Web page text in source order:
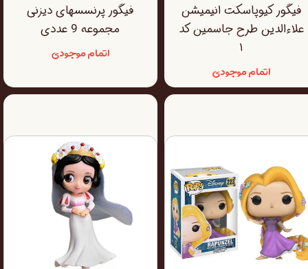
فیگور کیوپاسکت انیمیشن
علاءالدین طرح جاسمین کد
۱
اتمام موجودی
فیگور پرنسسهای دیزنی
مجموعه 9 عددی
اتمام موجودی